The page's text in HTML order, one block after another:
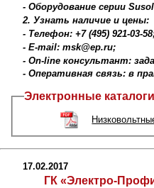
- Оборудование серии
2. Узнать наличие и цены:
- Телефон: +7 (495) 921-03-
- E-mail: msk@ep.ru;
- On-line консультант:
- Оперативная связь: в
Электронные каталоги
17.02.2017
ГК «Электро-